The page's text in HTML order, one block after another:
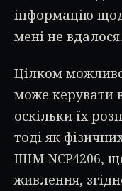
інформацію
мені не вдалося.
Цілком
може керувати
оскільки їх
тоді як
ШІМ NCP4206,
живлення,